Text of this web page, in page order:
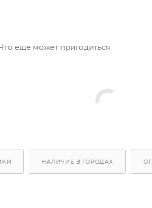
еще может пригодиться
НАЛИЧИЕ В ГОРОДАХ